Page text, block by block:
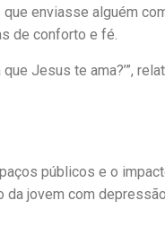
enviasse alguém
de conforto e fé.
Jesus te ama?’”,
públicos e o
da jovem com